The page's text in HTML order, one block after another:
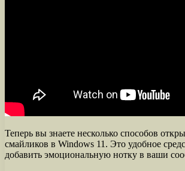
Теперь вы знаете несколько способов
смайликов в Windows 11. Это удобное
добавить эмоциональную нотку в ваши